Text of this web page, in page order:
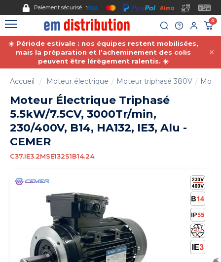
Paiement sécurisé
0
☀️ Période estivale : nos équipes restent mobilisées,
mais la préparation et l’acheminement des colis
peuvent être lérègement ralentis. ☀️
Accueil Moteur électrique Moteur triphasé 380V
Moteur Électrique Triphasé
5.5kW/7.5CV, 3000Tr/min,
230/400V, B14, HA132, IE3, Alu -
CEMER
C37.IE3.2MSE132S1B14.24
Gestion des cookies